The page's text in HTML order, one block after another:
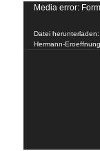
Video-
Media error:
Datei
Hermann-